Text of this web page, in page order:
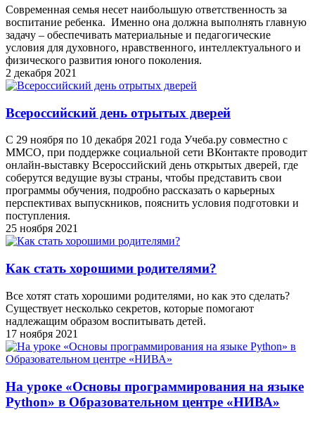
Современная семья несет наибольшую ответственность за
воспитание ребенка. Именно она должна выполнять главную
задачу – обеспечивать материальные и педагогические
условия для духовного, нравственного, интеллектуального и
физического развития юного поколения.
2 декабря 2021
Всероссийский день отрытых дверей
С 29 ноября по 10 декабря 2021 года Учеба.ру совместно с
ММСО, при поддержке социальной сети ВКонтакте проводит
онлайн-выставку Всероссийский день открытых дверей, где
соберутся ведущие вузы страны, чтобы представить свои
программы обучения, подробно рассказать о карьерных
перспективах выпускников, пояснить условия подготовки и
поступления.
25 ноября 2021
Как стать хорошими родителями?
Все хотят стать хорошими родителями, но как это сделать?
Существует несколько секретов, которые помогают
надлежащим образом воспитывать детей.
17 ноября 2021
На уроке «Основы программирования на языке
Python» в Образовательном центре «НИВА»